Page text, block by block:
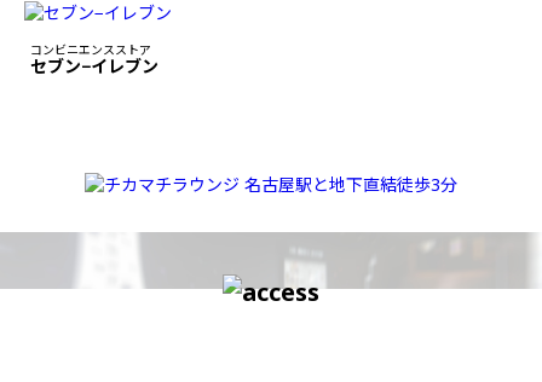
コンビニエンスストア
セブン−イレブン